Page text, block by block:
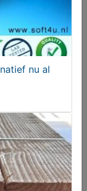
nu al